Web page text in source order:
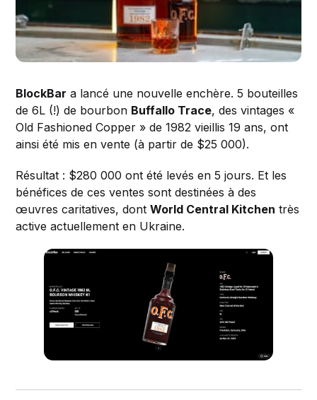
BlockBar a lancé une nouvelle enchère. 5 bouteilles
de 6L (!) de bourbon Buffallo Trace, des vintages «
Old Fashioned Copper » de 1982 vieillis 19 ans, ont
ainsi été mis en vente (à partir de $25 000).
Résultat : $280 000 ont été levés en 5 jours. Et les
bénéfices de ces ventes sont destinées à des
œuvres caritatives, dontWorld Central Kitchen très
active actuellement en Ukraine.